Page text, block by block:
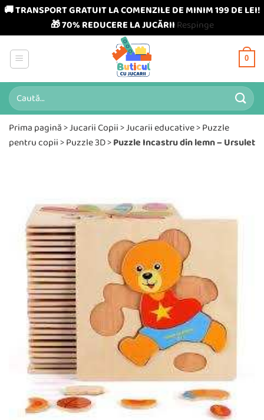
🚚 TRANSPORT GRATUIT LA COMENZILE DE MINIM 199 DE LEI!
🎁 70% REDUCERE LA JUCĂRII Respinge
content
0
Caută
după:
Prima pagină>Jucarii Copii>Jucarii educative>Puzzle
pentru copii>Puzzle 3D>Puzzle Incastru din lemn – Ursulet